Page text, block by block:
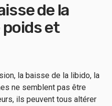
de la
poids et
la baisse de la libido, la
ne semblent pas être
ils peuvent tous altérer